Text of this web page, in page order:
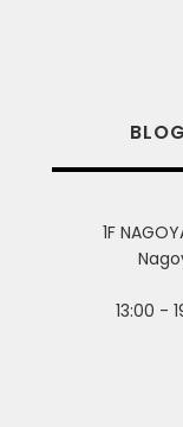
BLOG
1F
13:00 -